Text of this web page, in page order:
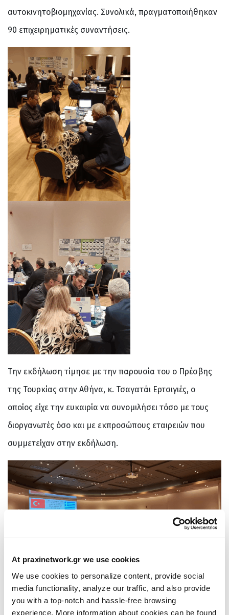
At praxinetwork.gr we use cookies
We use cookies to personalize content, provide social
media functionality, analyze our traffic, and also provide
you with a top-notch and hassle-free browsing
experience. More information about cookies can be found
αυτοκινητοβιομηχανίας. Συνολικά, πραγματοποιήθηκαν
90 επιχειρηματικές συναντήσεις.
Την εκδήλωση τίμησε με την παρουσία του ο Πρέσβης
της Τουρκίας στην Αθήνα, κ. Τσαγατάι Ερτσιγιές, ο
οποίος είχε την ευκαιρία να συνομιλήσει τόσο με τους
διοργανωτές όσο και με εκπροσώπους εταιρειών που
συμμετείχαν στην εκδήλωση.
Η επιτυχής διοργάνωση του Greek-Turkish Automotive